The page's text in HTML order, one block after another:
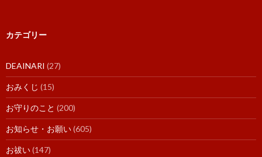
カテゴリー
DEAINARI (27)
おみくじ (15)
お守りのこと (200)
お知らせ・お願い(605)
お祓い(147)